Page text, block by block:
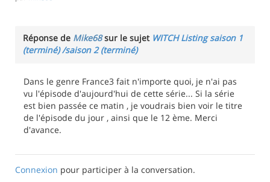
Réponse de Mike68sur le sujet WITCH Listing saison 1
(terminé) /saison 2 (terminé)
Dans le genre France3 fait n'importe quoi, je n'ai pas
vu l'épisode d'aujourd'hui de cette série... Si la série
est bien passée ce matin , je voudrais bien voir le titre
de l'épisode du jour , ainsi que le 12 ème. Merci
d'avance.
Connexion pour participer à la conversation.